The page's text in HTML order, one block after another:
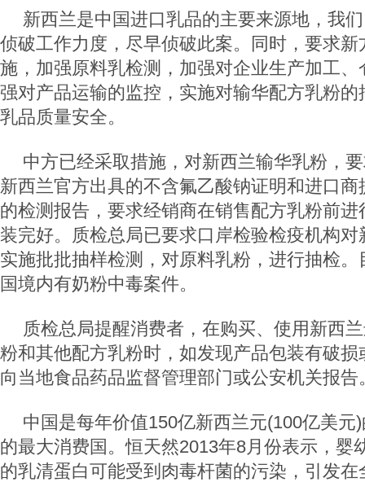
新西兰是中国进口乳品的主要来源地，我
侦破工作力度，尽早侦破此案。同时，要求
施，加强原料乳检测，加强对企业生产加工
强对产品运输的监控，实施对输华配方乳粉
乳品质量安全。
中方已经采取措施，对新西兰输华乳粉，
新西兰官方出具的不含氟乙酸钠证明和进口
的检测报告，要求经销商在销售配方乳粉前
装完好。质检总局已要求口岸检验检疫机构
实施批批抽样检测，对原料乳粉，进行抽检
国境内有奶粉中毒案件。
质检总局提醒消费者，在购买、使用新西
粉和其他配方乳粉时，如发现产品包装有破
向当地食品药品监督管理部门或公安机关报告
中国是每年价值150亿新西兰元(100亿美元
的最大消费国。恒天然2013年8月份表示，婴
的乳清蛋白可能受到肉毒杆菌的污染，引发